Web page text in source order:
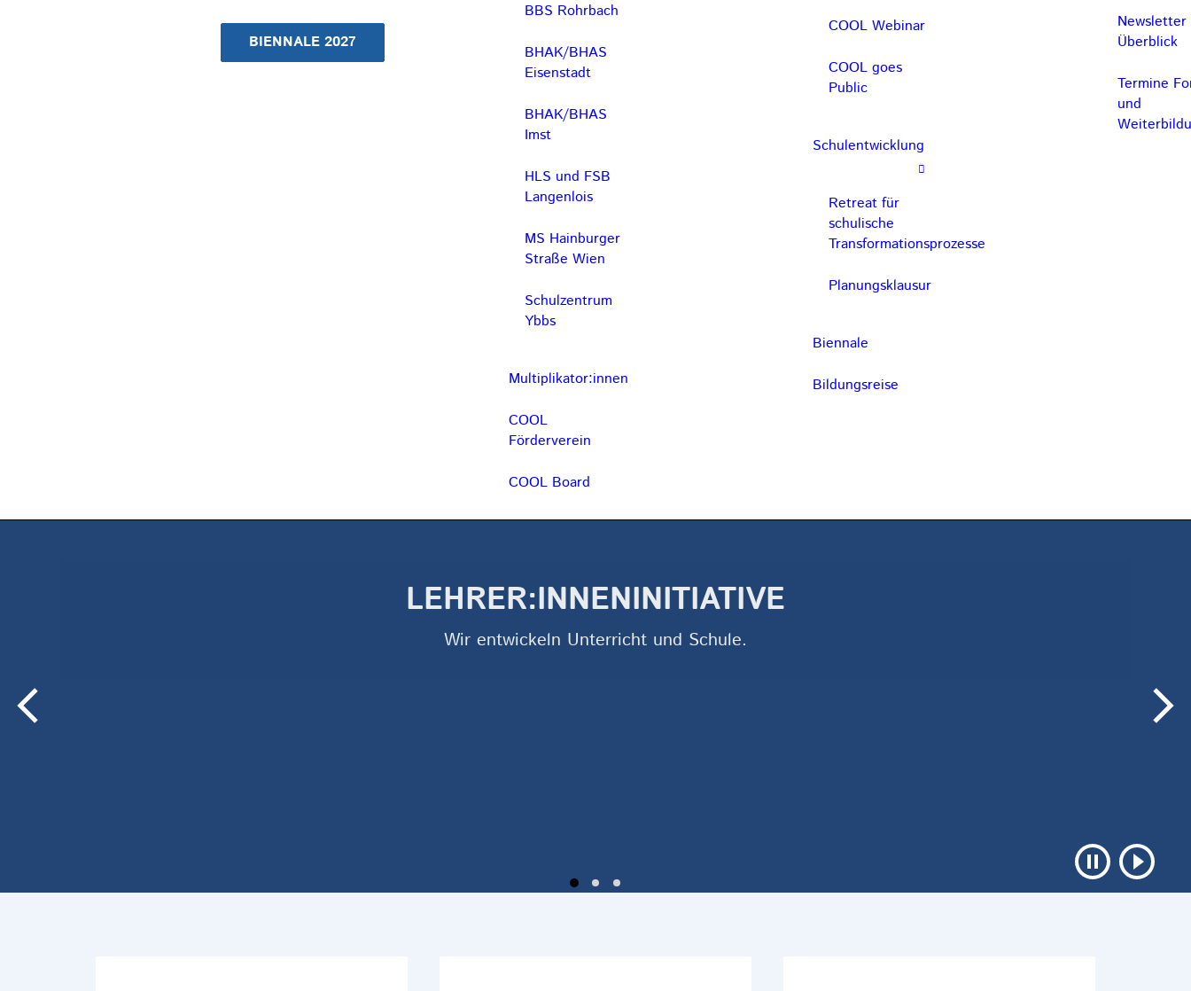
BIENNALE 2027
BBS Rohrbach
BHAK/BHAS
Eisenstadt
BHAK/BHAS
Imst
HLS und FSB
Langenlois
MS Hainburger
Straße Wien
Schulzentrum
Ybbs
Multiplikator:innen
COOL
Förderverein
COOL Board
COOL Webinar
COOL goes
Public
Schulentwicklung
Retreat für
schulische
Transformationsprozesse
Planungsklausur
Biennale
Bildungsreise
Newsletter
Überblick
Termine
und
LEHRER:INNENINITIATIVE
Wir entwickeln Unterricht und Schule.